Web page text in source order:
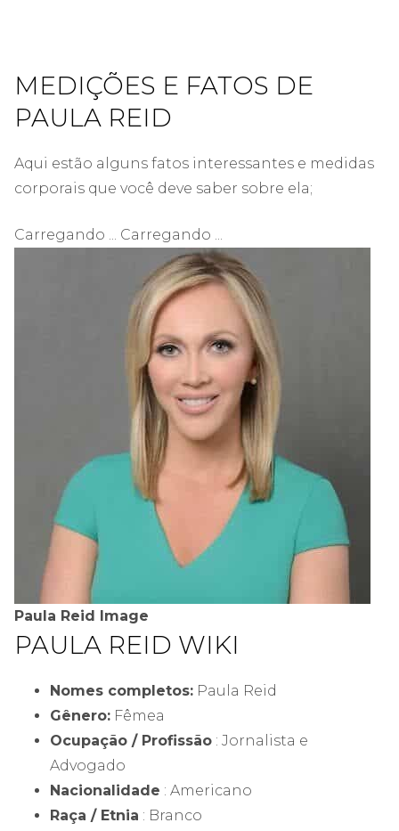
MEDIÇÕES E FATOS DE
PAULA REID
Aqui estão alguns fatos interessantes e medidas
corporais que você deve saber sobre ela;
Carregando ... Carregando ...
Paula Reid Image
PAULA REID WIKI
Nomes completos: Paula Reid
Gênero: Fêmea
Ocupação / Profissão : Jornalista e
Advogado
Nacionalidade : Americano
Raça / Etnia : Branco